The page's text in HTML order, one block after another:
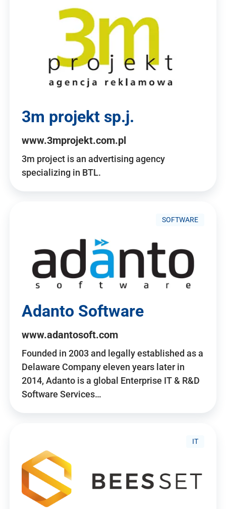
3m projekt sp.j.
www.3mprojekt.com.pl
3m project is an advertising agency
specializing in BTL.
SOFTWARE
Adanto Software
www.adantosoft.com
Founded in 2003 and legally established as a
Delaware Company eleven years later in
2014, Adanto is a global Enterprise IT & R&D
Software Services…
IT